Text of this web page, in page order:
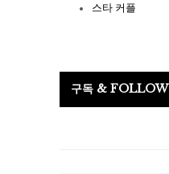
구독 & FOLLOW